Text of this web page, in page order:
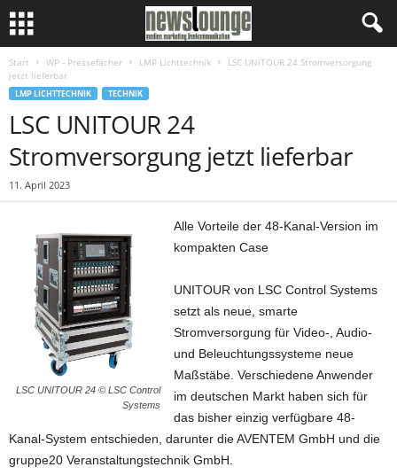
Start WP - Pressefächer LMP Lichttechnik
LSC UNITOUR 24 Stromversorgung
jetzt lieferbar
LMP LICHTTECHNIK TECHNIK
LSC UNITOUR 24
Stromversorgung jetzt lieferbar
11. April 2023
LSC UNITOUR 24 © LSC Control
Systems
Alle Vorteile der 48-Kanal-Version im
kompakten Case
UNITOUR von LSC Control Systems
setzt als neue, smarte
Stromversorgung für Video-, Audio-
und Beleuchtungssysteme neue
Maßstäbe. Verschiedene Anwender
im deutschen Markt haben sich für
das bisher einzig verfügbare 48-
Kanal-System entschieden, darunter die AVENTEM GmbH und die
gruppe20 Veranstaltungstechnik GmbH.